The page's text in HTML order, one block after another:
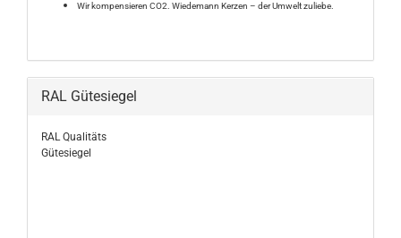
Wir kompensieren CO2. Wiedemann Kerzen – der Umwelt zuliebe.
RAL Gütesiegel
RAL Qualitäts
Gütesiegel